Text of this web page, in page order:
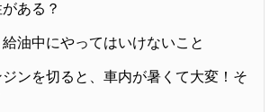
ある？
油中にやってはいけないこと
ンを切ると、車内が暑くて大変！そ